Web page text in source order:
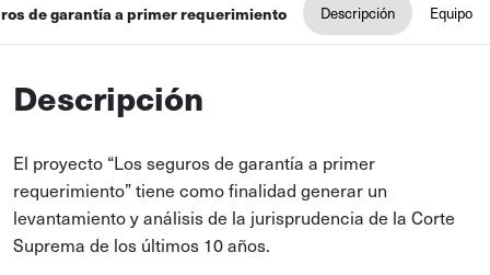
de garantía a primer requerimiento Descripción Equipo
Descripción
El proyecto “Los seguros de garantía a primer
requerimiento” tiene como finalidad generar un
levantamiento y análisis de la jurisprudencia de la Corte
Suprema de los últimos 10 años.